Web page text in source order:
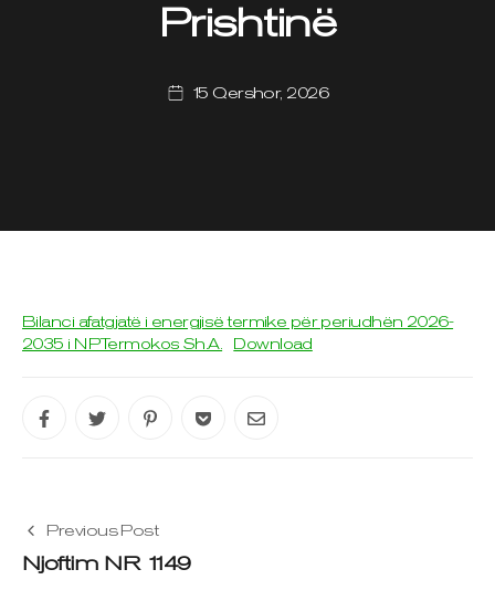
Prishtinë
15 Qershor, 2026
Bilanci afatgjatë i energjisë termike për periudhën 2026-
2035 i NPTermokos Sh.A.
Download
Previous Post
Njoftim NR 1149